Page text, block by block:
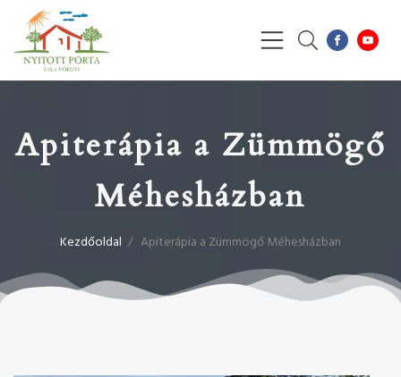
Apiterápia a Zümmögő
Méhesházban
Kezdőoldal / Apiterápia a Zümmögő Méhesházban